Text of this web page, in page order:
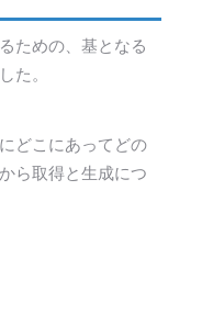
ための、基となる
た。
どこにあってどの
ら取得と生成につ